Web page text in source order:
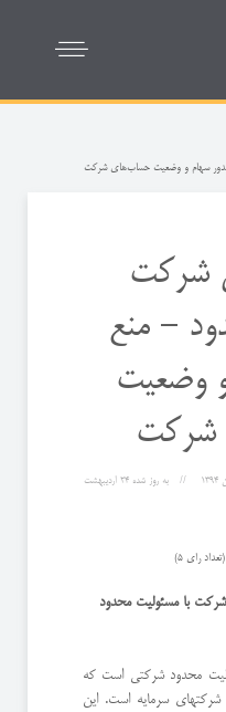
سهام و وضعیت حساب‌های شركت
شركت
- منع
وضعیت
شركت
به روز شده
24 ارديبهشت
شركت با مسئولیت محدود
محدود شرکتی است که
سرمایه است. این